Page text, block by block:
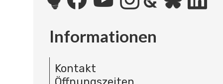
Informationen
Kontakt